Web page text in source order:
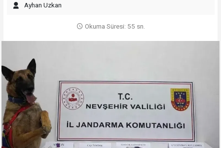
Ayhan Uzkan
Okuma Süresi: 55 sn.